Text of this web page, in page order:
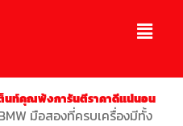
นท์คุณพ้งการันตีราคาดีแน่นอน
มือสองที่ครบเครื่องมีทั้ง